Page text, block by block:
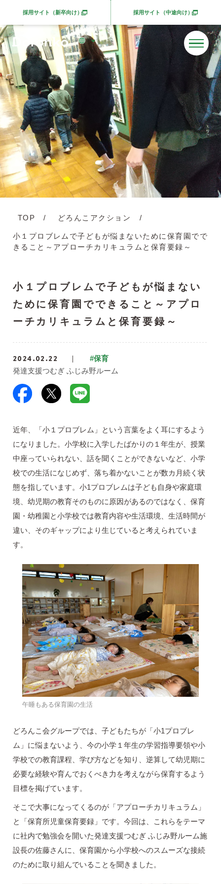
採用サイト（新卒向け）別ウィンドウで開きます 採用サイト（中途向け）別ウィンドウで開きま
TOP どろんこアクション
小１プロブレムで子どもが悩まないために保育園でで
きること～アプローチカリキュラムと保育要録～
小１プロブレムで子どもが悩まない
ために保育園でできること～アプロ
ーチカリキュラムと保育要録～
2024.02.22
#保育
発達支援つむぎ ふじみ野ルーム
近年、「小１プロブレム」という言葉をよく耳にするよう
になりました。小学校に入学したばかりの１年生が、授業
中座っていられない、話を聞くことができないなど、小学
校での生活になじめず、落ち着かないことが数カ月続く状
態を指しています。小1プロブレムは子ども自身や家庭環
境、幼児期の教育そのものに原因があるのではなく、保育
園・幼稚園と小学校では教育内容や生活環境、生活時間が
違い、そのギャップにより生じていると考えられていま
す。
午睡もある保育園の生活
どろんこ会グループでは、子どもたちが「小1プロブレ
ム」に悩まないよう、今の小学１年生の学習指導要領や小
学校での教育課程、学び方などを知り、逆算して幼児期に
必要な経験や育んでおくべき力を考えながら保育するよう
目標を掲げています。
そこで大事になってくるのが「アプローチカリキュラム」
と「保育所児童保育要録」です。今回は、これらをテーマ
に社内で勉強会を開いた発達支援つむぎ ふじみ野ルーム施
設長の佐藤さんに、保育園から小学校へのスムーズな接続
のために取り組んでいることを聞きました。